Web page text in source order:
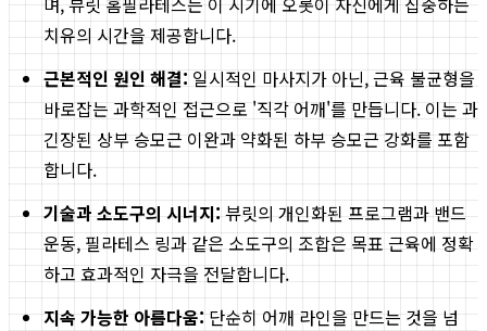
치유의 시간을 제공합니다.
근본적인 원인 해결: 일시적인 마사지가 아닌, 근육 불균형을
바로잡는 과학적인 접근으로 '직각 어깨'를 만듭니다. 이는 과
긴장된 상부 승모근 이완과 약화된 하부 승모근 강화를 포함
합니다.
기술과 소도구의 시너지: 뷰릿의 개인화된 프로그램과 밴드
운동, 필라테스 링과 같은 소도구의 조합은 목표 근육에 정확
하고 효과적인 자극을 전달합니다.
지속 가능한 아름다움: 단순히 어깨 라인을 만드는 것을 넘